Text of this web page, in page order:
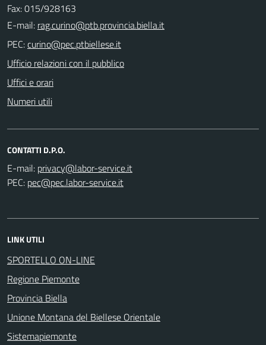
Fax: 015/928163
E-mail:
PEC:
Ufficio relazioni con il pubblico
Uffici e orari
Numeri utili
CONTATTI D.P.O.
E-mail:
PEC:
LINK UTILI
SPORTELLO ON-LINE
Regione Piemonte
Provincia Biella
Unione Montana del Biellese Orientale
Sistemapiemonte